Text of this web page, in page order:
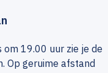
om 19.00 uur zie je de
Op geruime afstand